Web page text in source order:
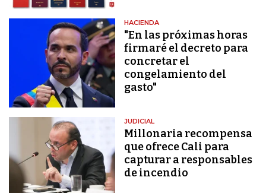
HACIENDA
"En las próximas horas
firmaré el decreto para
concretar el
congelamiento del
gasto"
JUDICIAL
Millonaria recompensa
que ofrece Cali para
capturar a responsables
de incendio